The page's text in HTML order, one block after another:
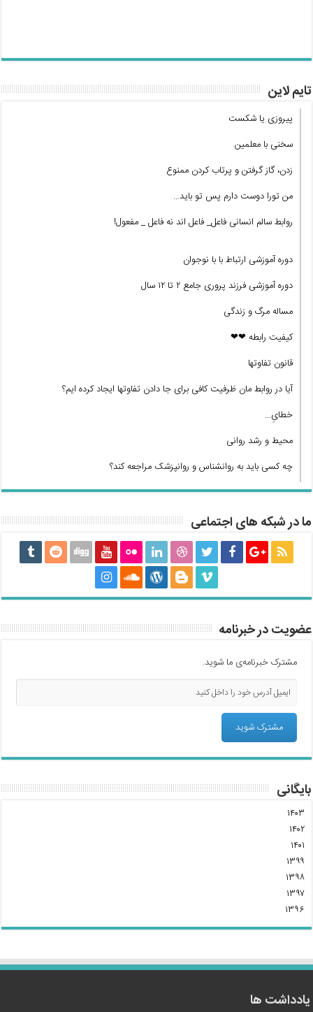
تایم لاین
پیروزی یا شکست
سخنی با معلمین
زدن، گاز گرفتن و پرتاب کردن ممنوع
من تورا دوست دارم پس تو باید…
روابط سالم انسانی فاعل_ فاعل اند نه فاعل _ مفعول!
دوره آموزشی ارتباط با با نوجوان
دوره آموزشی فرزند پروری جامع ۲ تا ۱۲ سال
مساله مرگ و زندگی
کیفیت رابطه ❤❤
قانون تفاوتها
آیا در روابط مان ظرفیت کافی برای جا دادن تفاوتها ایجاد کرده ایم؟
خطایِ…
محیط و رشد روانی
چه کسی باید به روانشناس و روانپزشک مراجعه کند؟
ما در شبکه های اجتماعی
عضویت در خبرنامه
مشترک خبرنامه‌ی ما شوید.
بایگانی
۱۴۰۳
۱۴۰۲
۱۴۰۱
۱۳۹۹
۱۳۹۸
۱۳۹۷
۱۳۹۶
یادداشت ها